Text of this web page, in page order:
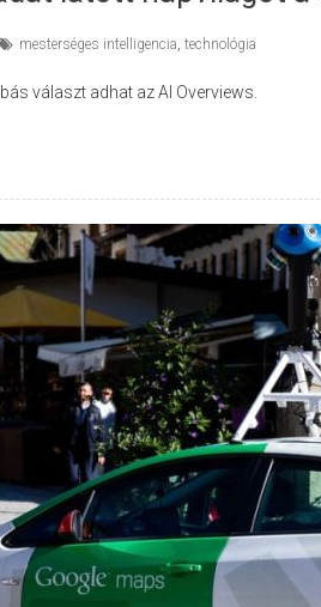
mesterséges intelligencia, technológia
választ adhat az AI Overviews.